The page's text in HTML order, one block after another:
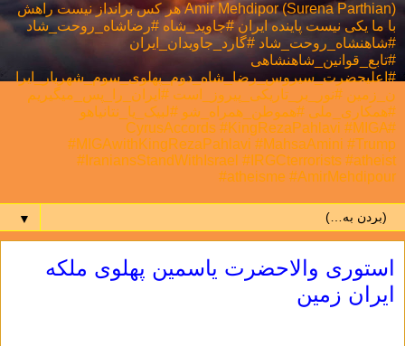
Amir Mehdipor (Surena Parthian) هر كس برانداز نيست راهش
با ما يكی نيست پاینده ایران #جاوید_شاه #رضاشاه_روحت_شاد
#شاهنشاه_روحت_شاد #گارد_جاویدان_ایران
#تابع_قوانین_شاهنشاهی
#اعلیحضرت_سیروس_رضا_شاه_دوم_پهلوی_سوم_شهریار_ایرا
ن_زمین #نور_بر_تاریکی_پیروز_است #ایران_را_پس_میگیریم
#همکاری_ملی⁩ #هموطن_همراه_شو #لبیک_یا_نتانیاهو
#CyrusAccords #KingRezaPahlavi #MIGA
#MIGAwithKingRezaPahlavi #MahsaAmini #Trump
#IraniansStandWithIsrael #IRGCterrorists #atheist
#atheisme #AmirMehdipour
▼
استوری والاحضرت یاسمین پهلوی ملکه
ايران زمین